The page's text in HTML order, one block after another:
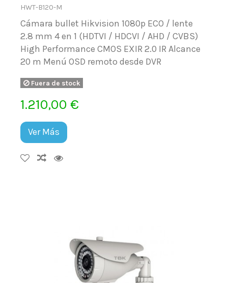
HWT-B120-M
Cámara bullet Hikvision 1080p ECO / lente
2.8 mm 4 en 1 (HDTVI / HDCVI / AHD / CVBS)
High Performance CMOS EXIR 2.0 IR Alcance
20 m Menú OSD remoto desde DVR
Fuera de stock
1.210,00 €
Ver Más